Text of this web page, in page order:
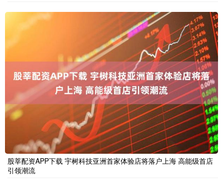
股莘配资APP下载 宇树科技亚洲首家体验店将落户上海 高能级首店
引领潮流